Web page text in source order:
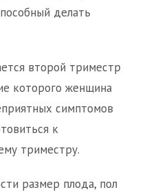
делать
второй триместр
которого женщина
симптомов
к
триместру.
размер плода, пол